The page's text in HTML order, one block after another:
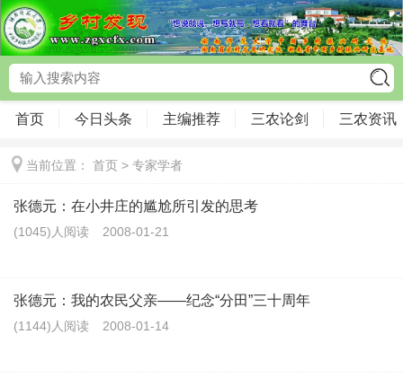
首页 今日头条 主编推荐 三农论剑 三农资讯
当前位置： 首页 > 专家学者
张德元：在小井庄的尴尬所引发的思考
(1045)人阅读 2008-01-21
张德元：我的农民父亲——纪念“分田”三十周年
(1144)人阅读 2008-01-14